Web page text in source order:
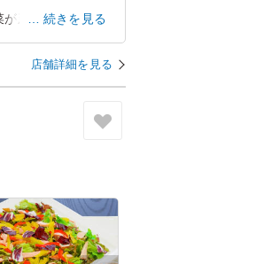
新鮮でとてもお
味しくいただけま
続きを見る
店舗詳細を見る